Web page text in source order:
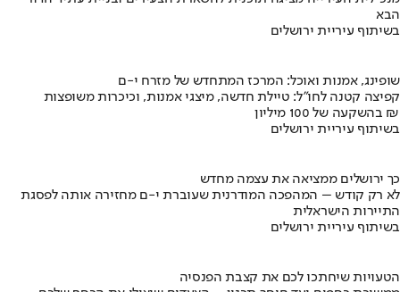
הבא
בשיתוף עיריית ירושלים
שופינג, אמנות ואוכל: המרכז המתחדש של מזרח י-ם
קפיצה קטנה לחו"ל: טיילת חדשה, מיצגי אמנות, וכיכרות משופצות
בהשקעה של 100 מיליון ₪
בשיתוף עיריית ירושלים
כך ירושלים ממציאה את עצמה מחדש
לא רק קודש – המהפכה המודרנית שעוברת י-ם מחזירה אותה לפסגת
התיירות הישראלית
בשיתוף עיריית ירושלים
הטעויות שיחתכו לכם את קצבת הפנסיה